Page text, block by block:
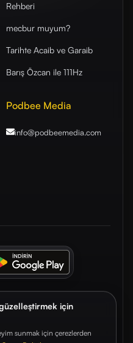
için
sunmak için çerezlerden
Rehberi
mecbur muyum?
Tarihte Acaib ve Garaib
Barış Özcan ile 111Hz
Podbee Media
info@podbeemedia.com